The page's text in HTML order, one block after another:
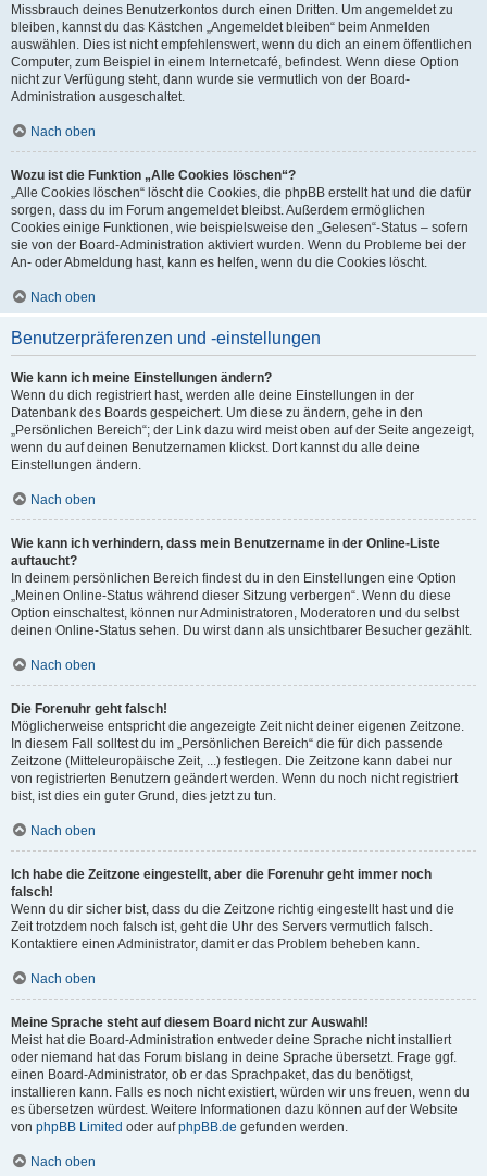
Missbrauch deines Benutzerkontos durch einen Dritten. Um angemeldet zu
bleiben, kannst du das Kästchen „Angemeldet bleiben“ beim Anmelden
auswählen. Dies ist nicht empfehlenswert, wenn du dich an einem öffentlichen
Computer, zum Beispiel in einem Internetcafé, befindest. Wenn diese Option
nicht zur Verfügung steht, dann wurde sie vermutlich von der Board-
Administration ausgeschaltet.
Nach oben
Wozu ist die Funktion „Alle Cookies löschen“?
„Alle Cookies löschen“ löscht die Cookies, die phpBB erstellt hat und die dafür
sorgen, dass du im Forum angemeldet bleibst. Außerdem ermöglichen
Cookies einige Funktionen, wie beispielsweise den „Gelesen“-Status – sofern
sie von der Board-Administration aktiviert wurden. Wenn du Probleme bei der
An- oder Abmeldung hast, kann es helfen, wenn du die Cookies löscht.
Nach oben
Benutzerpräferenzen und -einstellungen
Wie kann ich meine Einstellungen ändern?
Wenn du dich registriert hast, werden alle deine Einstellungen in der
Datenbank des Boards gespeichert. Um diese zu ändern, gehe in den
„Persönlichen Bereich“; der Link dazu wird meist oben auf der Seite angezeigt,
wenn du auf deinen Benutzernamen klickst. Dort kannst du alle deine
Einstellungen ändern.
Nach oben
Wie kann ich verhindern, dass mein Benutzername in der Online-Liste
auftaucht?
In deinem persönlichen Bereich findest du in den Einstellungen eine Option
„Meinen Online-Status während dieser Sitzung verbergen“. Wenn du diese
Option einschaltest, können nur Administratoren, Moderatoren und du selbst
deinen Online-Status sehen. Du wirst dann als unsichtbarer Besucher gezählt.
Nach oben
Die Forenuhr geht falsch!
Möglicherweise entspricht die angezeigte Zeit nicht deiner eigenen Zeitzone.
In diesem Fall solltest du im „Persönlichen Bereich“ die für dich passende
Zeitzone (Mitteleuropäische Zeit, ...) festlegen. Die Zeitzone kann dabei nur
von registrierten Benutzern geändert werden. Wenn du noch nicht registriert
bist, ist dies ein guter Grund, dies jetzt zu tun.
Nach oben
Ich habe die Zeitzone eingestellt, aber die Forenuhr geht immer noch
falsch!
Wenn du dir sicher bist, dass du die Zeitzone richtig eingestellt hast und die
Zeit trotzdem noch falsch ist, geht die Uhr des Servers vermutlich falsch.
Kontaktiere einen Administrator, damit er das Problem beheben kann.
Nach oben
Meine Sprache steht auf diesem Board nicht zur Auswahl!
Meist hat die Board-Administration entweder deine Sprache nicht installiert
oder niemand hat das Forum bislang in deine Sprache übersetzt. Frage ggf.
einen Board-Administrator, ob er das Sprachpaket, das du benötigst,
installieren kann. Falls es noch nicht existiert, würden wir uns freuen, wenn du
es übersetzen würdest. Weitere Informationen dazu können auf der Website
von phpBB Limited oder aufphpBB.de gefunden werden.
Nach oben